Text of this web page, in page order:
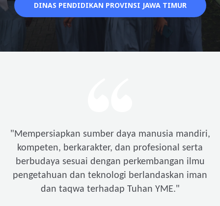
DINAS PENDIDIKAN PROVINSI JAWA TIMUR
"Mempersiapkan sumber daya manusia mandiri,
kompeten, berkarakter, dan profesional serta
berbudaya sesuai dengan perkembangan ilmu
pengetahuan dan teknologi berlandaskan iman
dan taqwa terhadap Tuhan YME."